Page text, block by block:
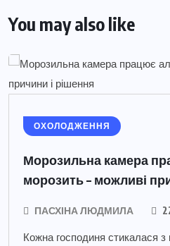
You may also like
ОХОЛОДЖЕННЯ
Морозильна камера
морозить – можливі
ПАСХІНА ЛЮДМИЛА
Кожна господиня стикалася